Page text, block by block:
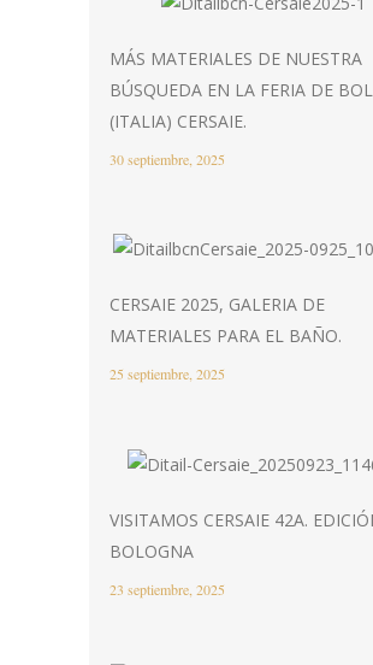
MÁS MATERIALES DE NUESTRA
BÚSQUEDA EN LA FERIA DE
(ITALIA) CERSAIE.
30 septiembre, 2025
CERSAIE 2025, GALERIA DE
MATERIALES PARA EL BAÑO.
25 septiembre, 2025
VISITAMOS CERSAIE 42A.
BOLOGNA
23 septiembre, 2025